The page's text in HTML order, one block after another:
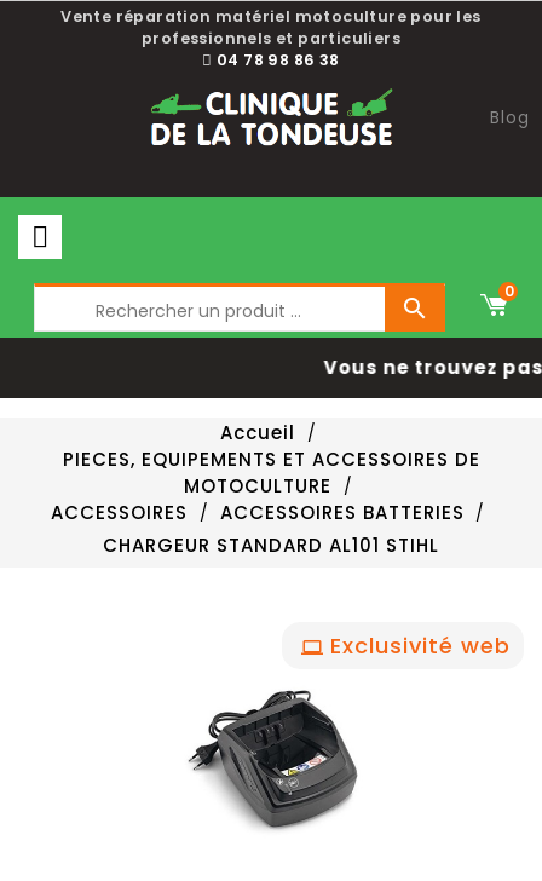
Vente réparation matériel motoculture pour les
professionnels et particuliers
04 78 98 86 38
Blog

0
Vous ne trouvez
Accueil
PIECES, EQUIPEMENTS ET ACCESSOIRES DE
MOTOCULTURE
ACCESSOIRES
ACCESSOIRES BATTERIES
CHARGEUR STANDARD AL101 STIHL
Exclusivité web